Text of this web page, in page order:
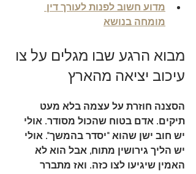
מדוע חשוב לפנות לעורך דין
מומחה בנושא
מבוא הרגע שבו מגלים על צו
עיכוב יציאה מהארץ
הסצנה חוזרת על עצמה בלא מעט
תיקים. אדם בטוח שהכול מסודר. אולי
יש חוב ישן שהוא "יסדר בהמשך". אולי
יש הליך גירושין מתוח, אבל הוא לא
האמין שיגיעו לצו כזה. ואז מתברר